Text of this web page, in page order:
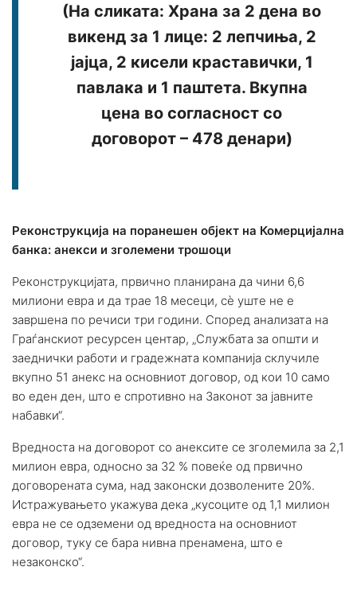
(На сликата: Храна за 2 дена во
викенд за 1 лице: 2 лепчиња, 2
јајца, 2 кисели краставички, 1
павлака и 1 паштета. Вкупна
цена во согласност со
договорот – 478 денари)
Реконструкција на поранешен објект на Комерцијална
банка: анекси и зголемени трошоци
Реконструкцијата, првично планирана да чини 6,6
милиони евра и да трае 18 месеци, сè уште не е
завршена по речиси три години. Според анализата на
Граѓанскиот ресурсен центар, „Службата за општи и
заеднички работи и градежната компанија склучиле
вкупно 51 анекс на основниот договор, од кои 10 само
во еден ден, што е спротивно на Законот за јавните
набавки“.
Вредноста на договорот со анексите се зголемила за 2,1
милион евра, односно за 32 % повеќе од првично
договорената сума, над законски дозволените 20%.
Истражувањето укажува дека „кусоците од 1,1 милион
евра не се одземени од вредноста на основниот
договор, туку се бара нивна пренамена, што е
незаконско“.